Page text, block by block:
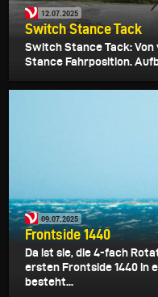
12.07.2025
Switch Stance Tack
Switch Stance Tack:
Stance Fahrposition.
09.07.2025
Frontside 1440
Da ist sie, die 4-fach
ersten Frontside 1440 in
besteht...